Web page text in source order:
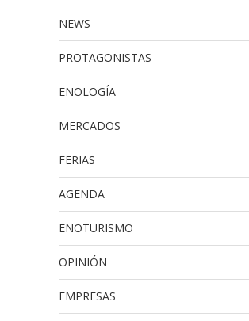
NEWS
PROTAGONISTAS
ENOLOGÍA
MERCADOS
FERIAS
AGENDA
ENOTURISMO
OPINIÓN
EMPRESAS